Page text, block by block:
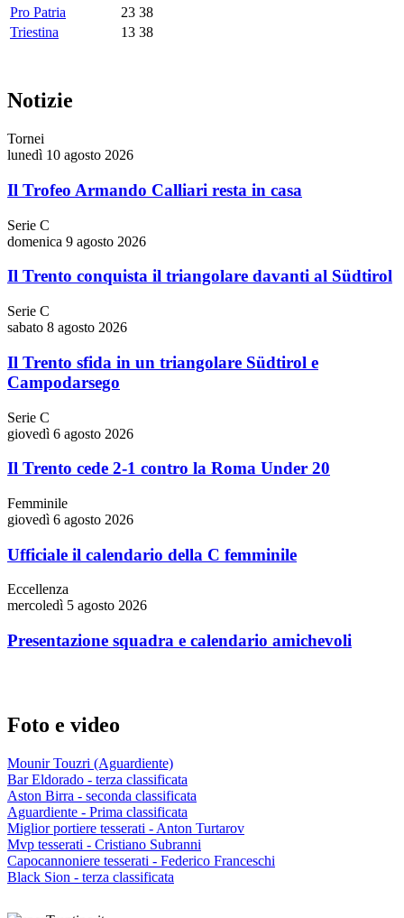
Pro Patria
23 38
Triestina
13 38
Notizie
Tornei
lunedì 10 agosto 2026
Il Trofeo Armando Calliari resta in casa
Serie C
domenica 9 agosto 2026
Il Trento conquista il triangolare davanti al Südtirol
Serie C
sabato 8 agosto 2026
Il Trento sfida in un triangolare Südtirol e
Campodarsego
Serie C
giovedì 6 agosto 2026
Il Trento cede 2-1 contro la Roma Under 20
Femminile
giovedì 6 agosto 2026
Ufficiale il calendario della C femminile
Eccellenza
mercoledì 5 agosto 2026
Presentazione squadra e calendario amichevoli
Foto e video
Mounir Touzri (Aguardiente)
Bar Eldorado - terza classificata
Aston Birra - seconda classificata
Aguardiente - Prima classificata
Miglior portiere tesserati - Anton Turtarov
Mvp tesserati - Cristiano Subranni
Capocannoniere tesserati - Federico Franceschi
Black Sion - terza classificata